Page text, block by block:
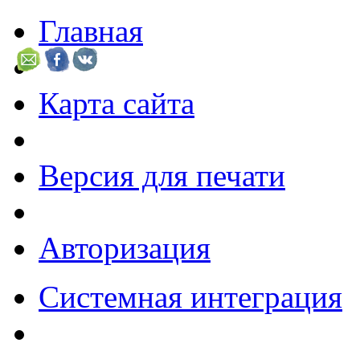
Главная
Карта сайта
Версия для печати
Авторизация
Системная интеграция